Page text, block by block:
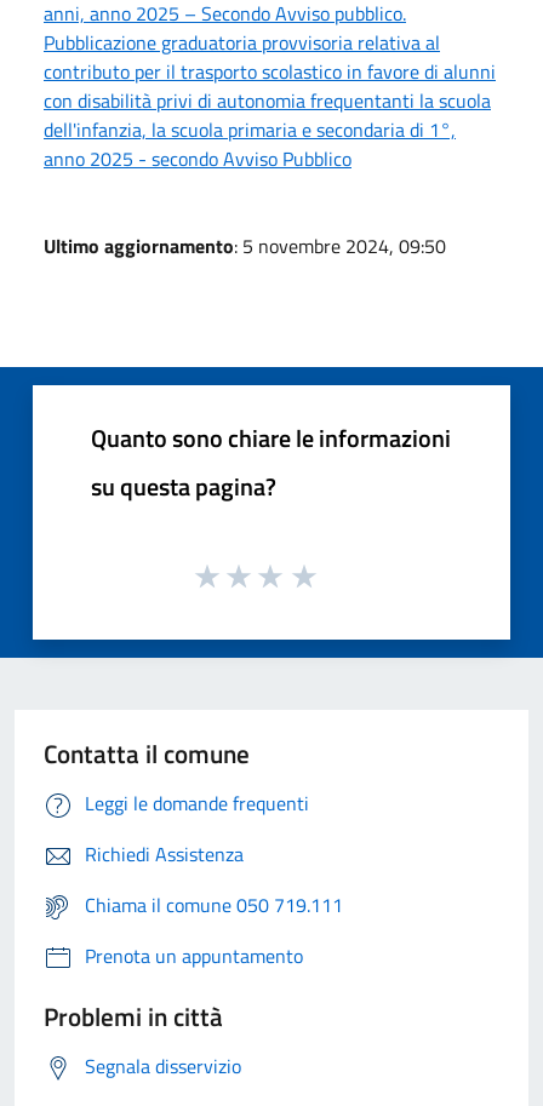
anni, anno 2025 – Secondo Avviso pubblico.
Pubblicazione graduatoria provvisoria relativa al
contributo per il trasporto scolastico in favore di alunni
con disabilità privi di autonomia frequentanti la scuola
dell'infanzia, la scuola primaria e secondaria di 1°,
anno 2025 - secondo Avviso Pubblico
Ultimo aggiornamento: 5 novembre 2024, 09:50
Quanto sono chiare le informazioni
su questa pagina?
Contatta il comune
Leggi le domande frequenti
Richiedi Assistenza
Chiama il comune 050 719.111
Prenota un appuntamento
Problemi in città
Segnala disservizio